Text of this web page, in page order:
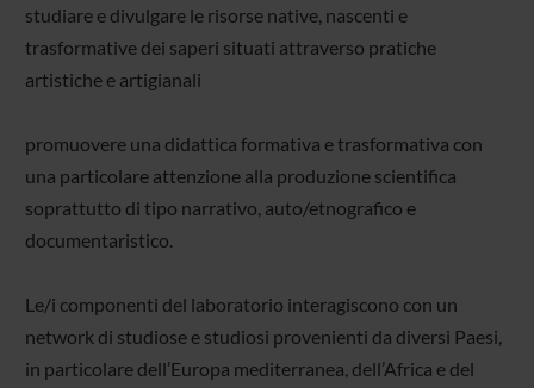
studiare e divulgare le risorse native, nascenti e
trasformative dei saperi situati attraverso pratiche
artistiche e artigianali
promuovere una didattica formativa e trasformativa con
una particolare attenzione alla produzione scientifica
soprattutto di tipo narrativo, auto/etnografico e
documentaristico.
Le/i componenti del laboratorio interagiscono con un
network di studiose e studiosi provenienti da diversi Paesi,
in particolare dell’Europa mediterranea, dell’Africa e del